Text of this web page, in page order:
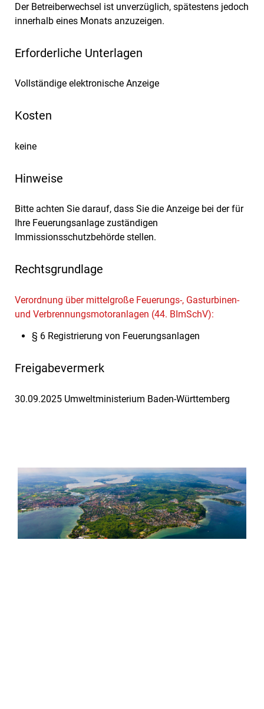
Der Betreiberwechsel ist unverzüglich, spätestens jedoch
innerhalb eines Monats anzuzeigen.
Erforderliche Unterlagen
Vollständige elektronische Anzeige
Kosten
keine
Hinweise
Bitte achten Sie darauf, dass Sie die Anzeige bei der für
Ihre Feuerungsanlage zuständigen
Immissionsschutzbehörde stellen.
Rechtsgrundlage
Verordnung über mittelgroße Feuerungs-, Gasturbinen-
und Verbrennungsmotoranlagen (44. BImSchV):
§ 6 Registrierung von Feuerungsanlagen
Freigabevermerk
30.09.2025 Umweltministerium Baden-Württemberg